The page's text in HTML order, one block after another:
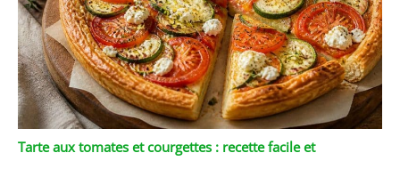
Tarte aux tomates et courgettes : recette facile et